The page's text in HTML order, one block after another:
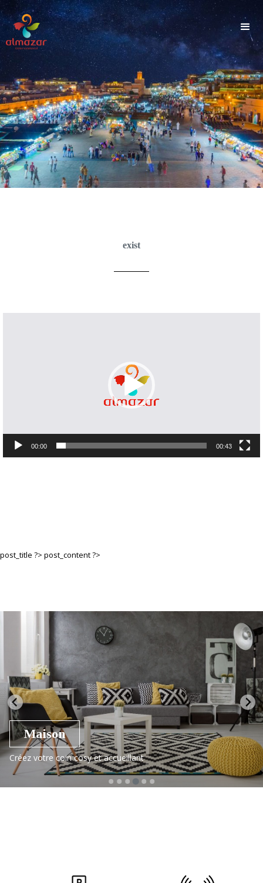
Explorer les loisirs
00:00 00:43
exist
post_title ?> post_content ?>
Maison
Créez votre coin cosy et accueillant